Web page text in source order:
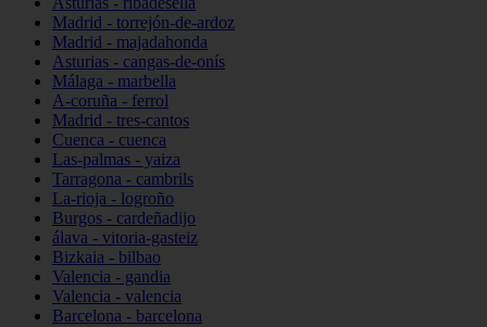
Madrid - torrejón-de-ardoz
Madrid - majadahonda
Asturias - cangas-de-onís
Málaga - marbella
A-coruña - ferrol
Madrid - tres-cantos
Cuenca - cuenca
Las-palmas - yaiza
Tarragona - cambrils
La-rioja - logroño
Burgos - cardeñadijo
álava - vitoria-gasteiz
Bizkaia - bilbao
Valencia - gandia
Valencia - valencia
Barcelona - barcelona